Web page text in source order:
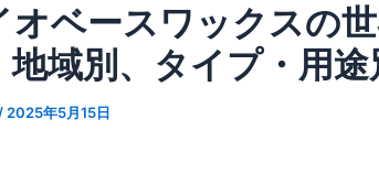
オベースワックスの
地域別、タイプ・用途
/ 2025年5月15日